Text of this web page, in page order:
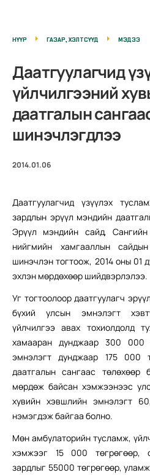
НҮҮР ГАЗАР, ХЭЛТСҮҮД МЭДЭЭ
Даатгуулагчид
үйлчилгээний
даатгалын
шинэчлэгдлээ
2014.01.06
Даатгуулагчид үзүүлэх
зардлын эрүүл мэндийн
Эрүүл мэндийн сайд,
нийгмийн хамгааллын
шинэчлэн тогтоож, 2014 оны 01
эхлэн мөрдөхөөр шийдвэрлэлээ.
Уг тогтоолоор даатгуулагч
бүхий улсын эмнэлэгт
үйлчилгээ авах тохиолдолд
хамааран дунджаар 300 000
эмнэлэгт дунджаар 175 000
даатгалын сангаас
мөрдөж байсан хэмжээнээс
хувийн хэвшлийн эмнэлэгт
нэмэгдэж байгаа болно.
Мөн амбулаторийн тусламж,
хэмжээг 15 000 төгрөгөөр,
зардлыг 55000 төгрөгөөр,